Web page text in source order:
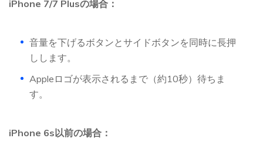
iPhone 7/7 Plusの場合：
音量を下げるボタンとサイドボタンを同時に長押
しします。
Appleロゴが表示されるまで（約10秒）待ちま
す。
iPhone 6s以前の場合：